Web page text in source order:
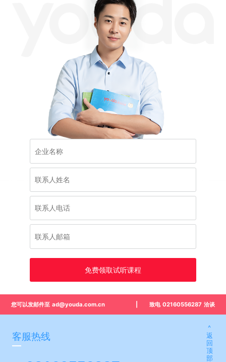
您可以发邮件至 ad@youda.com.cn 致电 02160556287 洽谈
免费领取试听课程
客服热线
^
返
回
顶
部